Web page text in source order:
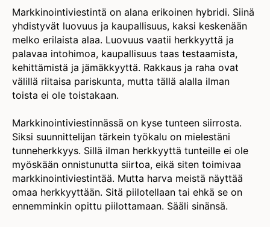
Markkinointiviestintä on alana erikoinen hybridi. Siinä
yhdistyvät luovuus ja kaupallisuus, kaksi keskenään
melko erilaista alaa. Luovuus vaatii herkkyyttä ja
palavaa intohimoa, kaupallisuus taas testaamista,
kehittämistä ja jämäkkyyttä. Rakkaus ja raha ovat
välillä riitaisa pariskunta, mutta tällä alalla ilman
toista ei ole toistakaan.
Markkinointiviestinnässä on kyse tunteen siirrosta.
Siksi suunnittelijan tärkein työkalu on mielestäni
tunneherkkyys. Sillä ilman herkkyyttä tunteille ei ole
myöskään onnistunutta siirtoa, eikä siten toimivaa
markkinointiviestintää. Mutta harva meistä näyttää
omaa herkkyyttään. Sitä piilotellaan tai ehkä se on
ennemminkin opittu piilottamaan. Sääli sinänsä.